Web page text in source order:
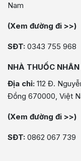
Nam
(Xem đường đi >>)
SĐT: 0343 755 968
NHÀ THUỐC
Địa chỉ: 112 Đ.
Đồng 670000, Việt
(Xem đường đi >>)
SĐT: 0862 067 739